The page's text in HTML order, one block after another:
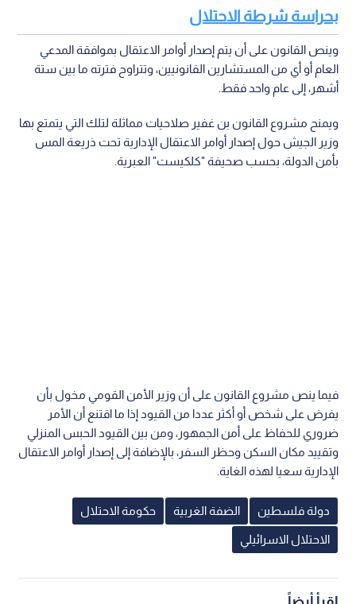
بحراسة شرطة الاحتلال
وينص القانون على أن يتم إصدار أوامر الاعتقال بموافقة المدعي
العام أو أي من المستشارين القانونيين، وتتراوح فترته ما بين ستة
أشهر، إلى عام واحد فقط.
ويمنح مشروع القانون بن غفير صلاحيات مماثلة لتلك التي يتمتع بها
وزير الجيش حول إصدار أوامر الاعتقال الإدارية تحت ذريعة المس
بأمن الدولة، بحسب صحيفة "كلكيست" العبرية.
فيما ينص مشروع القانون على أن وزير الأمن القومي مخول بأن
يفرض على شخص أو أكثر عددا من القيود إذا ما اقتنع أن الأمر
ضروري للحفاظ على أمن الجمهور، ومن بين القيود الحبس المنزلي
وتقييد مكان السكن وحظر السفر، بالإضافة إلى إصدار أوامر الاعتقال
الإدارية سعيا لهذه الغاية.
دولة فلسطين الضفة الغربية حكومة الاحتلال
الاحتلال الاسرائيلي